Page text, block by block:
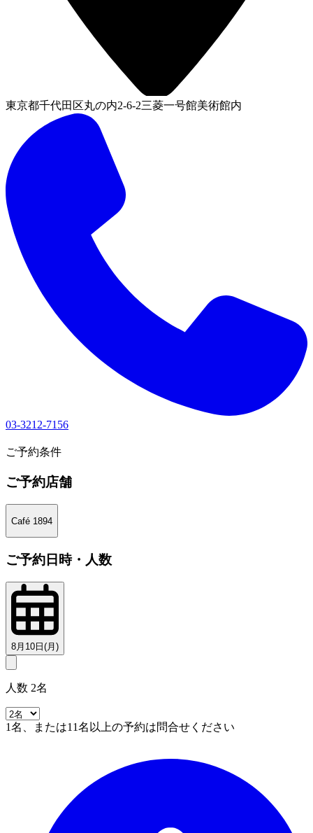
東京都千代田区丸の内2-6-2三菱一号館美術館内
03-3212-7156
ご予約条件
ご予約店舗
Café 1894
ご予約日時・人数
8月10日(月)
人数 2名
1名、または11名以上の予約は問合せください